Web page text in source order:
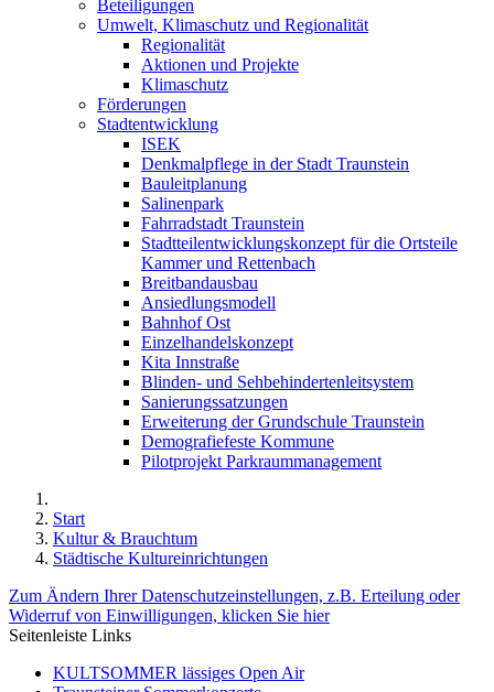
Beteiligungen
Umwelt, Klimaschutz und Regionalität
Regionalität
Aktionen und Projekte
Klimaschutz
Förderungen
Stadtentwicklung
ISEK
Denkmalpflege in der Stadt Traunstein
Bauleitplanung
Salinenpark
Fahrradstadt Traunstein
Stadtteilentwicklungskonzept für die Ortsteile
Kammer und Rettenbach
Breitbandausbau
Ansiedlungsmodell
Bahnhof Ost
Einzelhandelskonzept
Kita Innstraße
Blinden- und Sehbehindertenleitsystem
Sanierungssatzungen
Erweiterung der Grundschule Traunstein
Demografiefeste Kommune
Pilotprojekt Parkraummanagement
Start
Kultur & Brauchtum
Städtische Kultureinrichtungen
Zum Ändern Ihrer Datenschutzeinstellungen, z.B. Erteilung oder
Widerruf von Einwilligungen, klicken Sie hier
Seitenleiste Links
KULTSOMMER lässiges Open Air